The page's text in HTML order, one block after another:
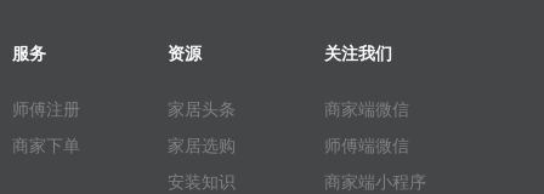
服务
师傅注册
商家下单
资源
家居头条
家居选购
安装知识
关注我们
商家端微信
师傅端微信
商家端小程序